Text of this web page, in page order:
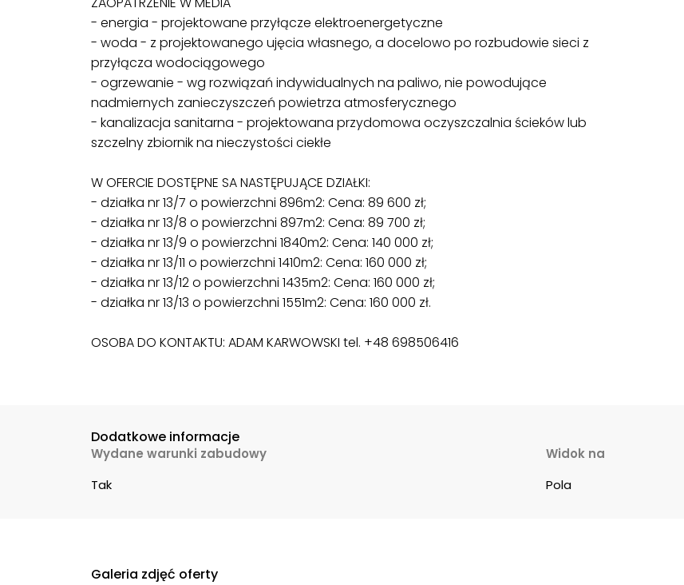
- energia - projektowane przyłącze elektroenergetyczne
- woda - z projektowanego ujęcia własnego, a docelowo po rozbudowie sieci z
przyłącza wodociągowego
- ogrzewanie - wg rozwiązań indywidualnych na paliwo, nie powodujące
nadmiernych zanieczyszczeń powietrza atmosferycznego
- kanalizacja sanitarna - projektowana przydomowa oczyszczalnia ścieków lub
szczelny zbiornik na nieczystości ciekłe
W OFERCIE DOSTĘPNE SA NASTĘPUJĄCE DZIAŁKI:
- działka nr 13/7 o powierzchni 896m2: Cena: 89 600 zł;
- działka nr 13/8 o powierzchni 897m2: Cena: 89 700 zł;
- działka nr 13/9 o powierzchni 1840m2: Cena: 140 000 zł;
- działka nr 13/11 o powierzchni 1410m2: Cena: 160 000 zł;
- działka nr 13/12 o powierzchni 1435m2: Cena: 160 000 zł;
- działka nr 13/13 o powierzchni 1551m2: Cena: 160 000 zł.
OSOBA DO KONTAKTU: ADAM KARWOWSKI tel. +48 698506416
Dodatkowe informacje
Wydane warunki zabudowy
Tak
Widok na
Pola
Galeria zdjęć oferty